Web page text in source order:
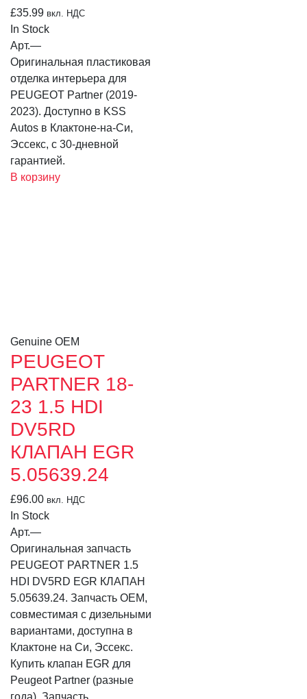
£35.99 вкл. НДС
In Stock
Арт.—
Оригинальная пластиковая
отделка интерьера для
PEUGEOT Partner (2019-
2023). Доступно в KSS
Autos в Клактоне-на-Си,
Эссекс, с 30-дневной
гарантией.
В корзину
Genuine OEM
PEUGEOT
PARTNER 18-
23 1.5 HDI
DV5RD
КЛАПАН EGR
5.05639.24
£96.00 вкл. НДС
In Stock
Арт.—
Оригинальная запчасть
PEUGEOT PARTNER 1.5
HDI DV5RD EGR КЛАПАН
5.05639.24. Запчасть OEM,
совместимая с дизельными
вариантами, доступна в
Клактоне на Си, Эссекс.
Купить клапан EGR для
Peugeot Partner (разные
года). Запчасть